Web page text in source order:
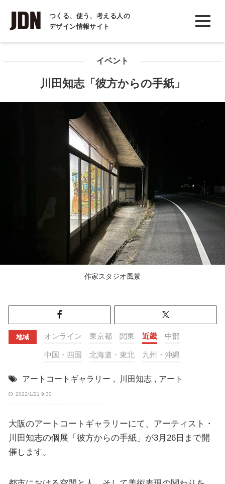
つくる、使う、考える人の
デザイン情報サイト
INTERVIEW
インタビュー
イベント
川田知志「彼方からの手紙」
作家スタジオ風景
地域 オンライン 東京都 関東 近畿 中部
中国・四国 北海道・東北 九州・沖縄
アートコートギャラリー , 川田知志 , アート
2022/1/21 9:30
大阪のアートコートギャラリーにて、アーティスト・
川田知志の個展「彼方からの手紙」が3月26日まで開
催します。